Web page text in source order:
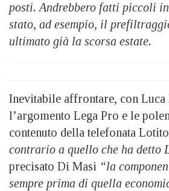
posti. Andrebbero fatti piccoli
stato, ad esempio, il
ultimato già la scorsa estate.
Inevitabile affrontare, con Luca
l’argomento Lega Pro e le
contenuto della telefonata
contrario a quello che ha detto
precisato Di Masi “la
sempre prima di quella